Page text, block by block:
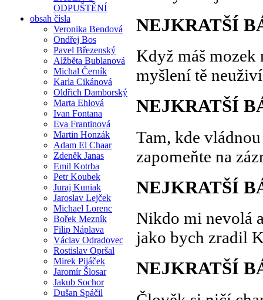
ODPUŠTĚNÍ
obsah čísla
Veronika Bendová
Ondřej Bos
Pavel Březenský
Alžběta Bublanová
Michal Černík
Karla Cikánová
Oldřich Damborský
Marta Ehlová
Ivan Fontana
Eva Frantinová
Martin Honzák
Adam El Chaar
Zdeněk Janas
Emil Kotrba
Petr Koubek
Juraj Kuniak
Jaroslav Lejček
Michael Lorenc
Bořek Mezník
Filip Náplava
Václav Odradovec
Rostislav Opršal
Mirek Pijáček
Jaromír Šlosar
Jakub Sochor
Dušan Spáčil
NEJKRATŠÍ
Když máš mozek
myšlení tě
NEJKRATŠÍ
Tam, kde
zapomeňte na
NEJKRATŠÍ
Nikdo mi nevolá
jako bych zradil
NEJKRATŠÍ